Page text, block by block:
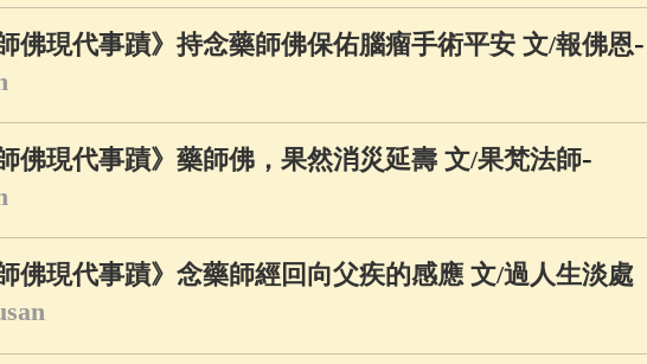
師佛現代事蹟》持念藥師佛保佑腦瘤手術平安 文/報佛恩-
師佛現代事蹟》藥師佛，果然消災延壽 文/果梵法師-
師佛現代事蹟》念藥師經回向父疾的感應 文/過人生淡處